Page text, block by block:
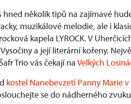
několik tipů na zajímavé
muzikálové melodie, ale i
kapela LYROCK. V
a její literární kořeny.
Trio vás čekají naVelkých
kostel Nanebevzetí Panny Marie
se do nádherného